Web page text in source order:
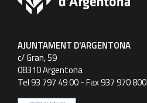
AJUNTAMENT D'ARGENTONA
c/ Gran, 59
08310 Argentona
Tel 93 797 49 00 - Fax 937 970 800